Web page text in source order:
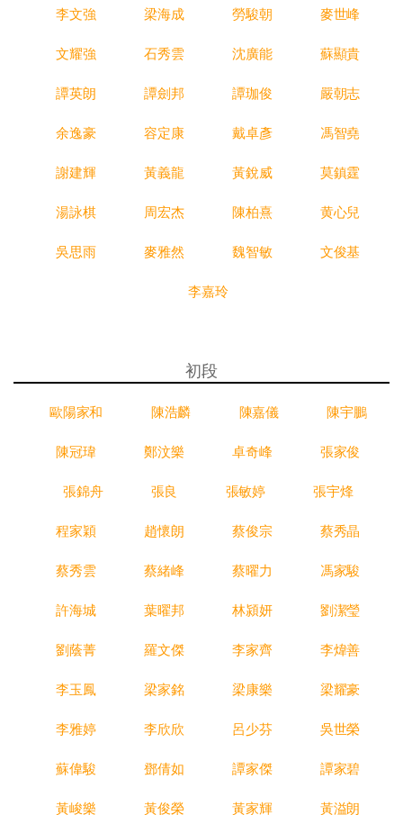
李文強 梁海成 勞駿朝 麥世峰
文耀強 石秀雲 沈廣能 蘇顯貴
譚英朗 譚劍邦 譚珈俊 嚴朝志
余逸豪 容定康 戴卓彥 馮智堯
謝建輝 黃義龍 黃銳威 莫鎮霆
湯詠棋 周宏杰 陳柏熹 黄心兒
吳思雨 麥雅然 魏智敏 文俊基
李嘉玲
初段
歐陽家和 陳浩麟 陳嘉儀 陳宇鵬
陳冠瑋 鄭汶樂 卓奇峰 張家俊
張錦舟 張良 張敏婷 張宇烽
程家穎 趙懷朗 蔡俊宗 蔡秀晶
蔡秀雲 蔡緒峰 蔡曜力 馮家駿
許海城 葉曜邦 林潁妍 劉潔瑩
劉蔭菁 羅文傑 李家齊 李煒善
李玉鳳 梁家銘 梁康樂 梁耀豪
李雅婷 李欣欣 呂少芬 吳世榮
蘇偉駿 鄧倩如 譚家傑 譚家碧
黃峻樂 黃俊榮 黃家輝 黃溢朗